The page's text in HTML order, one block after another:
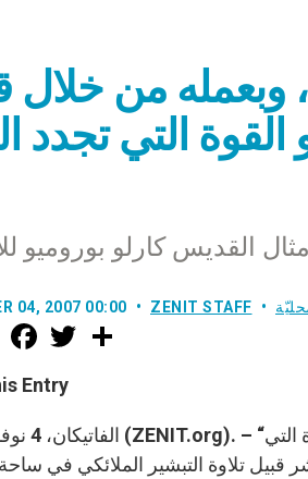
مثال القديس كارلو بوروميو
04, 2007 00:00 ZENIT STAFF
M
e
s
e
g
e
r
F
a
e
b
o
k
w
r
Entry